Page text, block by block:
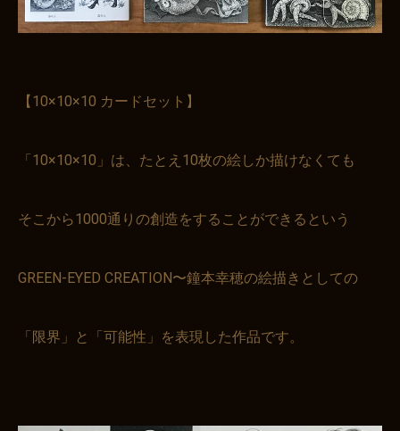
【10×10×10 カードセット】
「10×10×10」は、たとえ10枚の絵しか描けなくても
そこから1000通りの創造をすることができるという
GREEN-EYED CREATION〜鐘本幸穂の絵描きとしての
「限界」と「可能性」を表現した作品です。